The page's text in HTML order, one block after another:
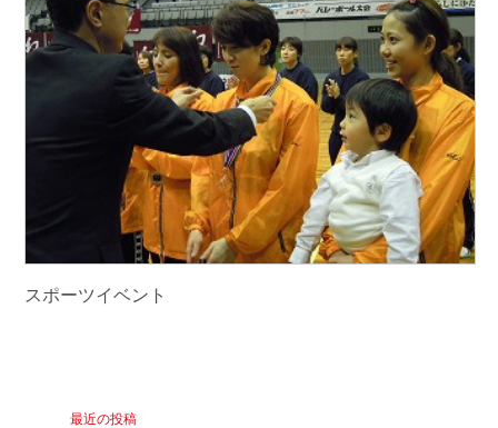
スポーツイベント
最近の投稿